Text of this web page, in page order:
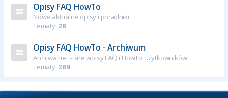
Opisy FAQ HowTo
Nowe aktualne opisy i poradniki
Tematy: 28
Opisy FAQ HowTo - Archiwum
Archiwalne, stare wpisy FAQ i HowTo Użytkowników
Tematy: 269